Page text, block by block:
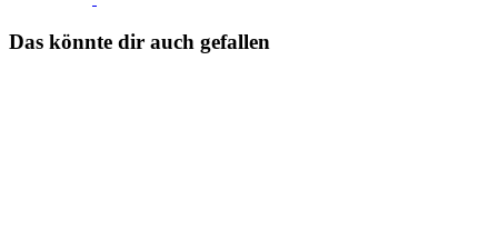
Das könnte dir auch gefallen